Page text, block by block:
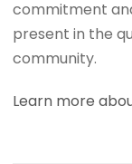
commitment
present in the
community.
Learn more